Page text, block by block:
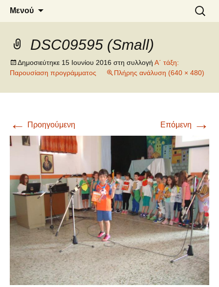
6o ΔΗΜΟΤΙΚΟ ΣΧΟΛΕΙΟ
ΝΑΟΥΣΑΣ
Μενού
για:
DSC09595 (Small)
Δημοσιεύτηκε 15 Ιουνίου 2016 στη συλλογή Α΄ τάξη:
Παρουσίαση προγράμματος
Πλήρης ανάλυση (640 × 480)
← Προηγούμενη Επόμενη →